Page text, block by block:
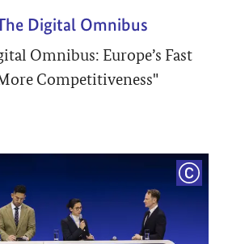
Digital Omnibus
Omnibus: Europe’s Fast
Competitiveness"